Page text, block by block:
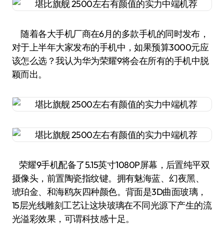
随着各大手机厂商在6月的多款手机的同时发布，
对于上半年大家发布的手机中，如果预算3000元应
该怎么选？我认为华为荣耀9将会在所有的手机中脱
颖而出。
荣耀9手机配备了5.15英寸1080P屏幕，后置纯平双
摄像头，前置陶瓷指纹键。拥有魅海蓝、幻夜黑、
琥珀金、和海鸥灰四种颜色。背面是3D曲面玻璃，
15层光线雕刻工艺让这块玻璃在不同光源下产生的流
光溢彩效果，可谓科技感十足。